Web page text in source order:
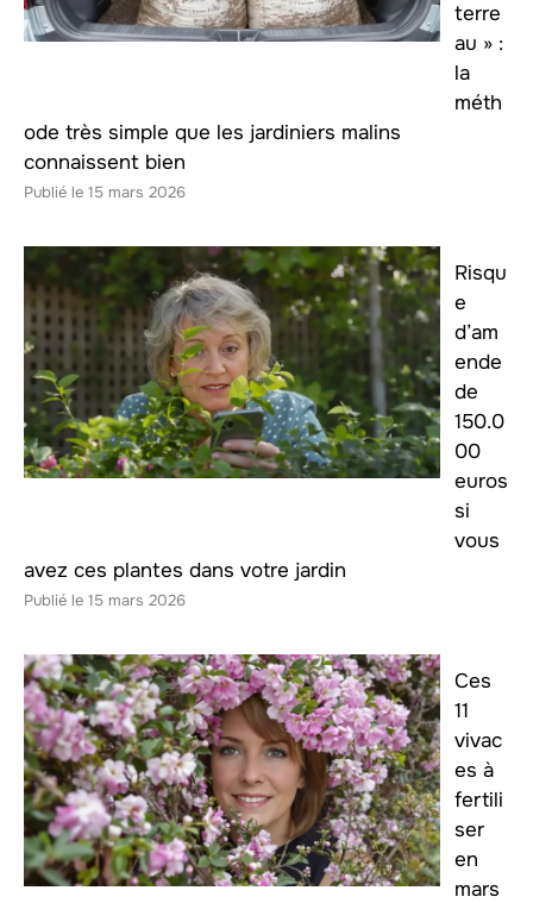
terre
au » :
la
méth
ode très simple que les jardiniers malins
connaissent bien
15 mars 2026
Risqu
e
d’am
ende
de
150.0
00
euros
si
vous
avez ces plantes dans votre jardin
15 mars 2026
Ces
11
vivac
es à
fertili
ser
en
mars